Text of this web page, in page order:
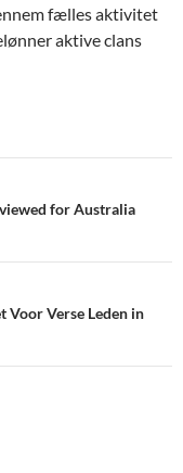
fælles aktivitet
aktive clans
for Australia
Verse Leden in